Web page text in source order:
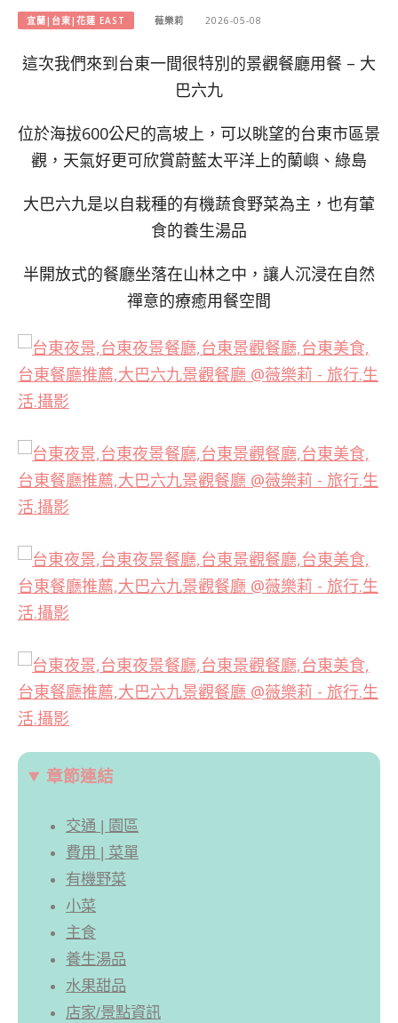
宜蘭|台東|花蓮 EAST 薇樂莉 2026-05-08
這次我們來到台東一間很特別的景觀餐廳用餐 – 大
巴六九
位於海拔600公尺的高坡上，可以眺望的台東市區景
觀，天氣好更可欣賞蔚藍太平洋上的蘭嶼、綠島
大巴六九是以自栽種的有機蔬食野菜為主，也有葷
食的養生湯品
半開放式的餐廳坐落在山林之中，讓人沉浸在自然
禪意的療癒用餐空間
章節連結
交通 | 園區
費用 | 菜單
有機野菜
小菜
主食
養生湯品
水果甜品
店家/景點資訊